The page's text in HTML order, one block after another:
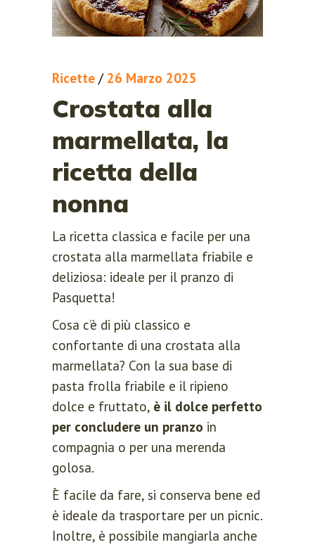
Ricette / 26 Marzo 2025
Crostata alla
marmellata, la
ricetta della
nonna
La ricetta classica e facile per una
crostata alla marmellata friabile e
deliziosa: ideale per il pranzo di
Pasquetta!
Cosa c’è di più classico e
confortante di una crostata alla
marmellata? Con la sua base di
pasta frolla friabile e il ripieno
dolce e fruttato, è il dolce perfetto
per concludere un pranzo in
compagnia o per una merenda
golosa.
È facile da fare, si conserva bene ed
è ideale da trasportare per un picnic.
Inoltre, è possibile mangiarla anche